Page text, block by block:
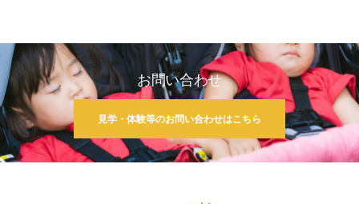
お問い合わせ
見学・体験等のお問い合わせはこちら